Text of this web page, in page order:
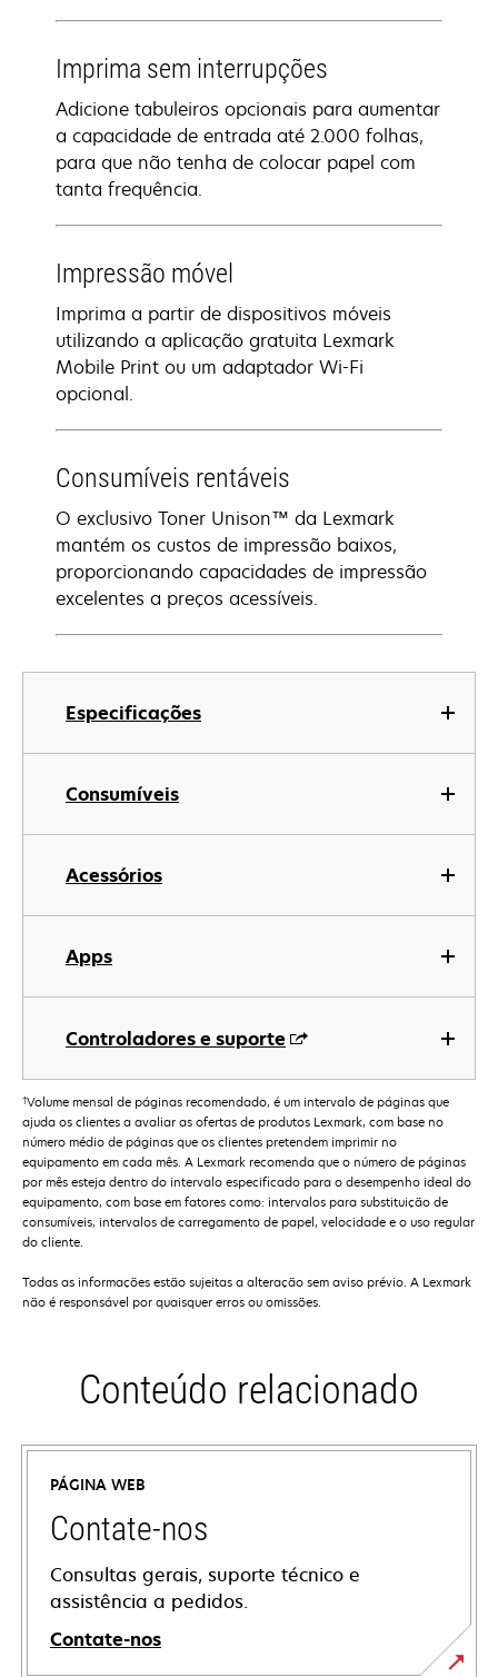
Especificações
Consumíveis
Acessórios
Apps
Controladores e suporte
Imprima sem interrupções
Adicione tabuleiros opcionais para aumentar
a capacidade de entrada até 2.000 folhas,
para que não tenha de colocar papel com
tanta frequência.
Impressão móvel
Imprima a partir de dispositivos móveis
utilizando a aplicação gratuita Lexmark
Mobile Print ou um adaptador Wi-Fi
opcional.
Consumíveis rentáveis
O exclusivo Toner Unison™ da Lexmark
mantém os custos de impressão baixos,
proporcionando capacidades de impressão
excelentes a preços acessíveis.
†Volume mensal de páginas recomendado, é um intervalo de páginas que
ajuda os clientes a avaliar as ofertas de produtos Lexmark, com base no
número médio de páginas que os clientes pretendem imprimir no
equipamento em cada mês. A Lexmark recomenda que o número de páginas
por mês esteja dentro do intervalo especificado para o desempenho ideal do
equipamento, com base em fatores como: intervalos para substituição de
consumíveis, intervalos de carregamento de papel, velocidade e o uso regular
do cliente.
Todas as informações estão sujeitas a alteração sem aviso prévio. A Lexmark
não é responsável por quaisquer erros ou omissões.
Conteúdo relacionado
PÁGINA WEB
Contate-nos
Consultas gerais, suporte técnico e
assistência a pedidos.
Contate-nos